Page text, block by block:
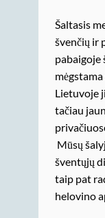
Šaltasis
švenčių ir
pabaigoje
Lietuvoje
tačiau
Mūsų
šventųjų
taip pat
helovino